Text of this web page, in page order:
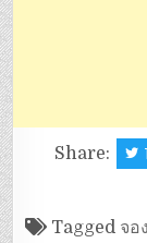
Share:
Tagged จอ